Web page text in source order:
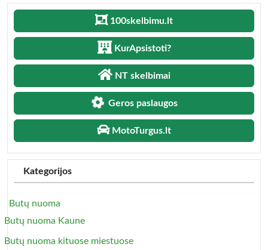
100skelbimu.lt
KurApsistoti?
NT skelbimai
Geros paslaugos
MotoTurgus.lt
Kategorijos
Butų nuoma
Butų nuoma Kaune
Butų nuoma kituose miestuose